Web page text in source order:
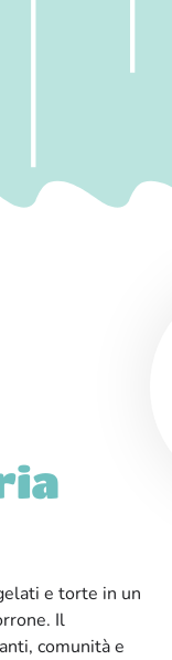
e torte in un
Il
comunità e